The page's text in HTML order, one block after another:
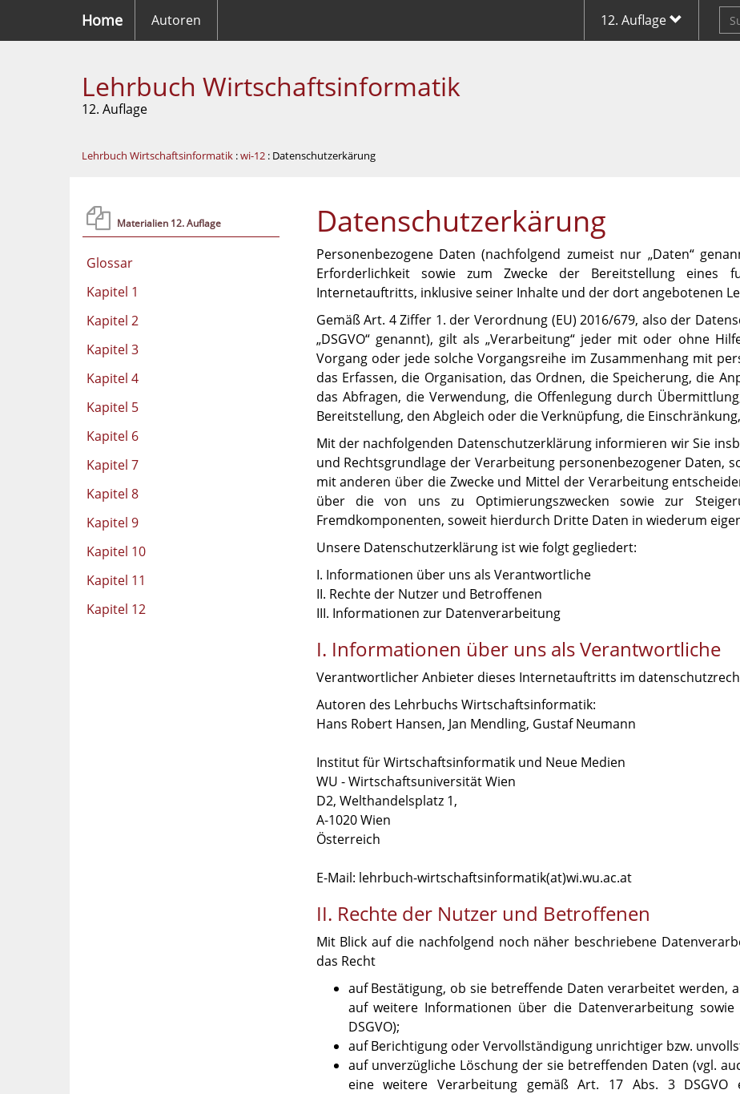
Home Autoren 12. Auflage
Lehrbuch Wirtschaftsinformatik
12. Auflage
Lehrbuch Wirtschaftsinformatik :wi-12 : Datenschutzerkärung
Materialien 12. Auflage
Glossar
Kapitel 1
Kapitel 2
Kapitel 3
Kapitel 4
Kapitel 5
Kapitel 6
Kapitel 7
Kapitel 8
Kapitel 9
Kapitel 10
Kapitel 11
Kapitel 12
Datenschutzerkärung
Personenbezogene Daten (nachfolgend zumeist nur „Daten“
Erforderlichkeit sowie zum Zwecke der Bereitstellung eines
Internetauftritts, inklusive seiner Inhalte und der dort angebotenen
Gemäß Art. 4 Ziffer 1. der Verordnung (EU) 2016/679, also der
„DSGVO“ genannt), gilt als „Verarbeitung“ jeder mit oder ohne
Vorgang oder jede solche Vorgangsreihe im Zusammenhang mit
das Erfassen, die Organisation, das Ordnen, die Speicherung, die
das Abfragen, die Verwendung, die Offenlegung durch
Bereitstellung, den Abgleich oder die Verknüpfung, die
Mit der nachfolgenden Datenschutzerklärung informieren wir Sie
und Rechtsgrundlage der Verarbeitung personenbezogener Daten,
mit anderen über die Zwecke und Mittel der Verarbeitung
über die von uns zu Optimierungszwecken sowie zur
Fremdkomponenten, soweit hierdurch Dritte Daten in wiederum
Unsere Datenschutzerklärung ist wie folgt gegliedert:
I. Informationen über uns als Verantwortliche
II. Rechte der Nutzer und Betroffenen
III. Informationen zur Datenverarbeitung
I. Informationen über uns als Verantwortliche
Verantwortlicher Anbieter dieses Internetauftritts im
Autoren des Lehrbuchs Wirtschaftsinformatik:
Hans Robert Hansen, Jan Mendling, Gustaf Neumann
Institut für Wirtschaftsinformatik und Neue Medien
WU - Wirtschaftsuniversität Wien
D2, Welthandelsplatz 1,
A-1020 Wien
Österreich
E-Mail: lehrbuch-wirtschaftsinformatik(at)wi.wu.ac.at
II. Rechte der Nutzer und Betroffenen
Mit Blick auf die nachfolgend noch näher beschriebene
das Recht
auf Bestätigung, ob sie betreffende Daten verarbeitet werden,
auf weitere Informationen über die Datenverarbeitung
DSGVO);
auf Berichtigung oder Vervollständigung unrichtiger bzw.
auf unverzügliche Löschung der sie betreffenden Daten (vgl.
eine weitere Verarbeitung gemäß Art. 17 Abs. 3